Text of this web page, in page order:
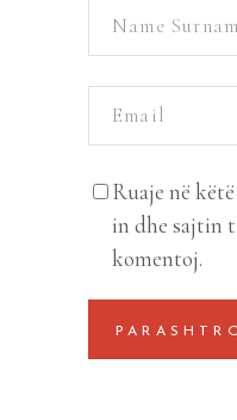
Ruaje në
in dhe sajtin
komentoj.